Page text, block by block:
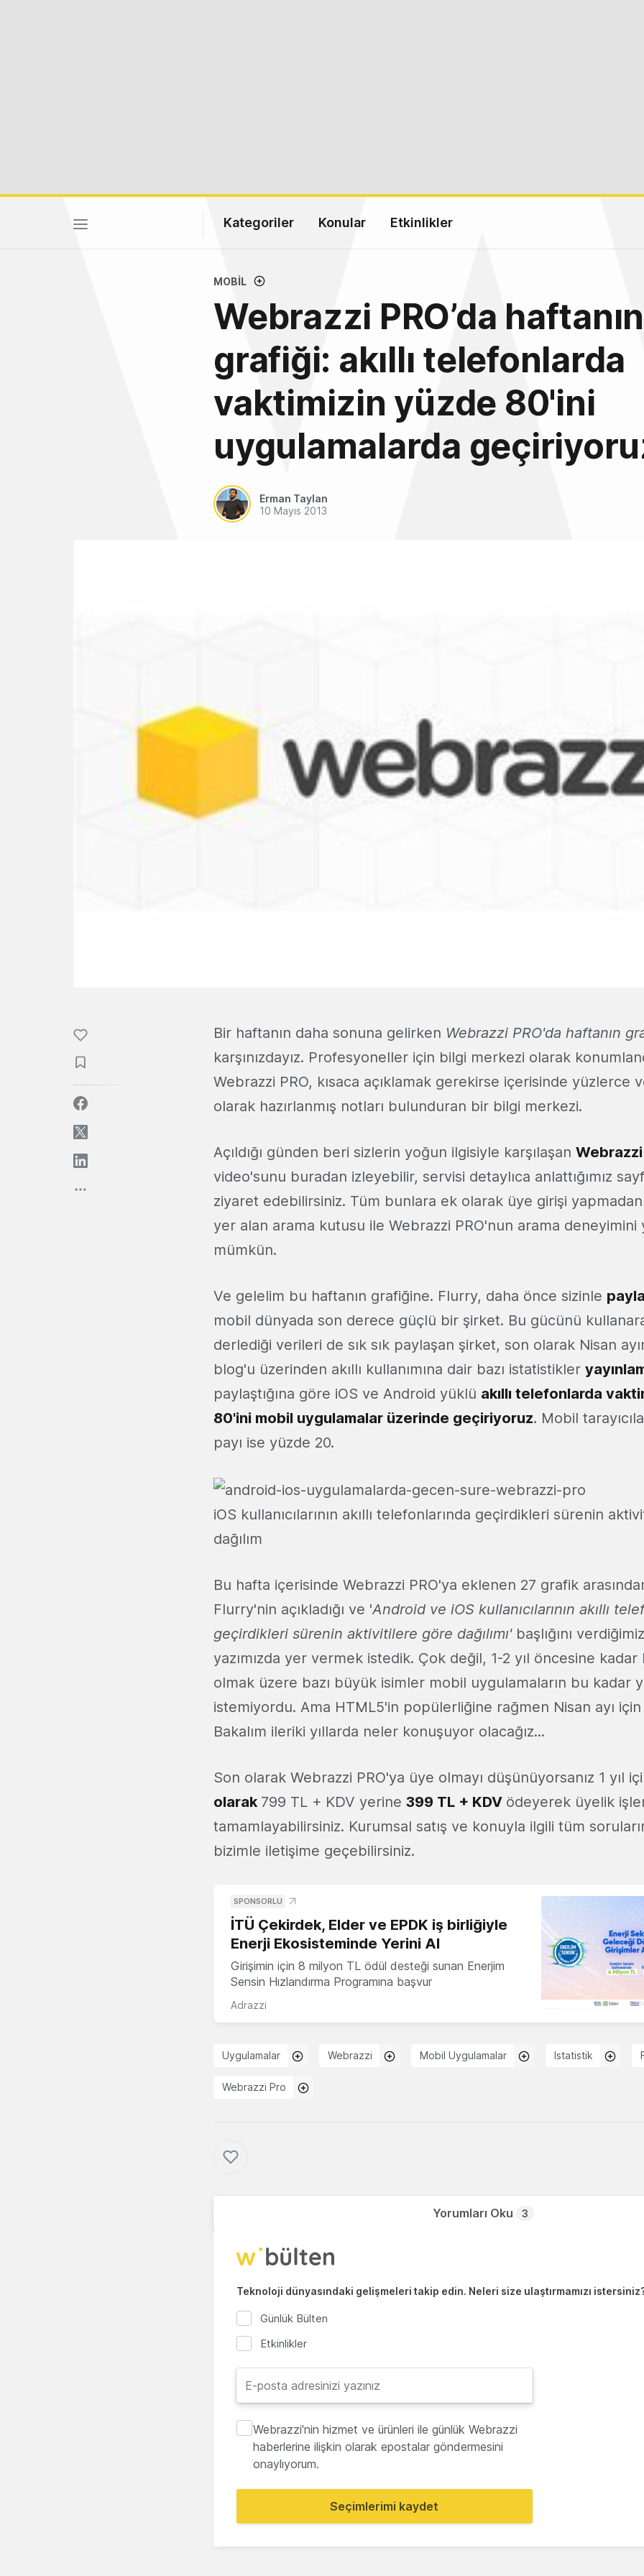
Kategoriler Konular Etkinlikler
MOBIL
Webrazzi PRO’da haftanın
grafiği: akıllı telefonlarda
vaktimizin yüzde 80'ini
uygulamalarda
Erman Taylan
10 Mayıs 2013
Bir haftanın daha sonuna gelirken Webrazzi PRO'da haftanın
karşınızdayız. Profesyoneller için bilgi merkezi olarak
Webrazzi PRO, kısaca açıklamak gerekirse içerisinde yüzlerce
olarak hazırlanmış notları bulunduran bir bilgi merkezi.
Açıldığı günden beri sizlerin yoğun ilgisiyle karşılaşan Webrazzi
video'sunu buradan izleyebilir, servisi detaylıca anlattığımız
ziyaret edebilirsiniz. Tüm bunlara ek olarak üye girişi
yer alan arama kutusu ile Webrazzi PRO'nun arama deneyimini
mümkün.
Ve gelelim bu haftanın grafiğine. Flurry, daha önce sizinle
mobil dünyada son derece güçlü bir şirket. Bu gücünü
derlediği verileri de sık sık paylaşan şirket, son olarak Nisan
blog'u üzerinden akıllı kullanımına dair bazı istatistikler
paylaştığına göre iOS ve Android yüklü akıllı telefonlarda
80'ini mobil uygulamalar üzerinde geçiriyoruz. Mobil
payı ise yüzde 20.
iOS kullanıcılarının akıllı telefonlarında geçirdikleri sürenin
dağılım
Bu hafta içerisinde Webrazzi PRO'ya eklenen 27 grafik
Flurry'nin açıkladığı ve 'Android ve iOS kullanıcılarının akıllı
geçirdikleri sürenin aktivitilere göre dağılımı' başlığını
yazımızda yer vermek istedik. Çok değil, 1-2 yıl öncesine
olmak üzere bazı büyük isimler mobil uygulamaların bu kadar
istemiyordu. Ama HTML5'in popülerliğine rağmen Nisan ayı
Bakalım ileriki yıllarda neler konuşuyor olacağız...
Son olarak Webrazzi PRO'ya üye olmayı düşünüyorsanız 1 yıl
olarak 799 TL + KDV yerine 399 TL + KDV ödeyerek üyelik
tamamlayabilirsiniz. Kurumsal satış ve konuyla ilgili tüm
bizimle iletişime geçebilirsiniz.
SPONSORLU
İTÜ Çekirdek, Elder ve EPDK iş birliğiyle
Enerji Ekosisteminde Yerini Al
Girişimin için 8 milyon TL ödül desteği sunan Enerjim
Sensin Hızlandırma Programına başvur
Adrazzi
Uygulamalar Webrazzi Mobil Uygulamalar Istatistik
Webrazzi Pro
Yorumları Oku 3
Teknoloji dünyasındaki gelişmeleri takip edin. Neleri size ulaştırmamızı
Günlük Bülten
Etkinlikler
Webrazzi'nin hizmet ve ürünleri ile günlük Webrazzi
haberlerine ilişkin olarak epostalar göndermesini
onaylıyorum.
Seçimlerimi kaydet